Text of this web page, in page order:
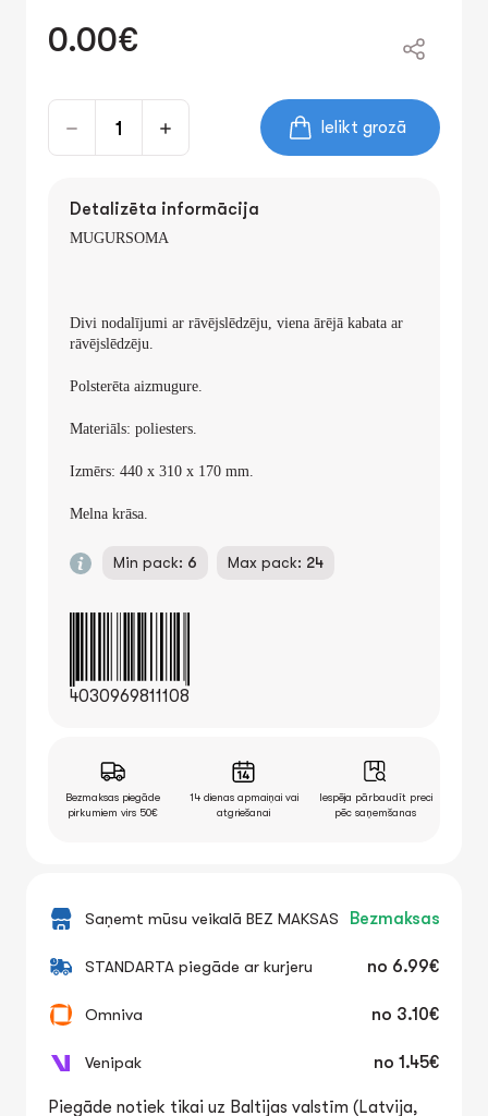
0.00€
Ielikt grozā
Detalizēta informācija
MUGURSOMA
Divi nodalījumi ar rāvējslēdzēju, viena ārējā kabata ar
rāvējslēdzēju.
Polsterēta aizmugure.
Materiāls: poliesters.
Izmērs: 440 x 310 x 170 mm.
Melna krāsa.
Min pack: 6 Max pack: 24
4030969811108
Bezmaksas piegāde
pirkumiem virs 50€
14 dienas apmaiņai vai
atgriešanai
Iespēja pārbaudīt preci
pēc saņemšanas
Saņemt mūsu veikalā BEZ MAKSAS Bezmaksas
STANDARTA piegāde ar kurjeru no 6.99€
Omniva no 3.10€
Venipak no 1.45€
Piegāde notiek tikai uz Baltijas valstīm (Latvija,